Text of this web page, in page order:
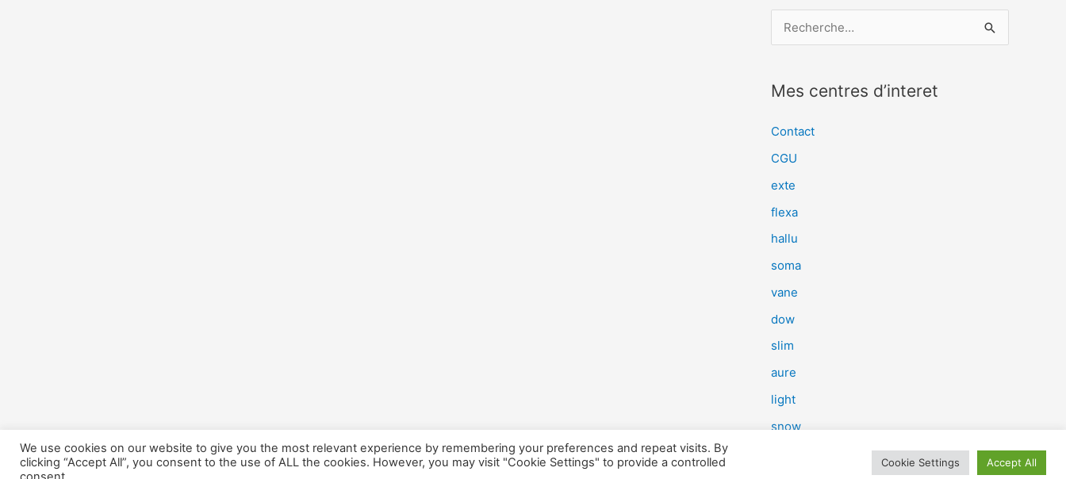
e
e
r
:
Mes centres d’interet
Contact
CGU
exte
flexa
hallu
soma
vane
dow
slim
aure
light
snow
We use cookies on our website to give you the most relevant experience by remembering your preferences and repeat visits. By
clicking “Accept All”, you consent to the use of ALL the cookies. However, you may visit "Cookie Settings" to provide a controlled
Cookie Settings Accept All